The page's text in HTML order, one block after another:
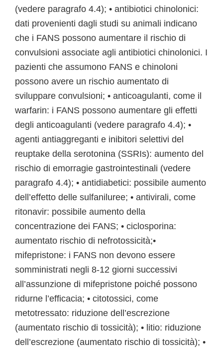
(vedere paragrafo 4.4); • antibiotici chinolonici:
dati provenienti dagli studi su animali indicano
che i FANS possono aumentare il rischio di
convulsioni associate agli antibiotici chinolonici. I
pazienti che assumono FANS e chinoloni
possono avere un rischio aumentato di
sviluppare convulsioni; • anticoagulanti, come il
warfarin: i FANS possono aumentare gli effetti
degli anticoagulanti (vedere paragrafo 4.4); •
agenti antiaggreganti e inibitori selettivi del
reuptake della serotonina (SSRIs): aumento del
rischio di emorragie gastrointestinali (vedere
paragrafo 4.4); • antidiabetici: possibile aumento
dell’effetto delle sulfaniluree; • antivirali, come
ritonavir: possibile aumento della
concentrazione dei FANS; • ciclosporina:
aumentato rischio di nefrotossicità;•
mifepristone: i FANS non devono essere
somministrati negli 8-12 giorni successivi
all’assunzione di mifepristone poiché possono
ridurne l’efficacia; • citotossici, come
metotressato: riduzione dell’escrezione
(aumentato rischio di tossicità); • litio: riduzione
dell’escrezione (aumentato rischio di tossicità); •